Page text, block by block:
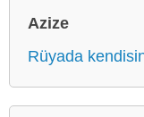
Azize
Rüyada